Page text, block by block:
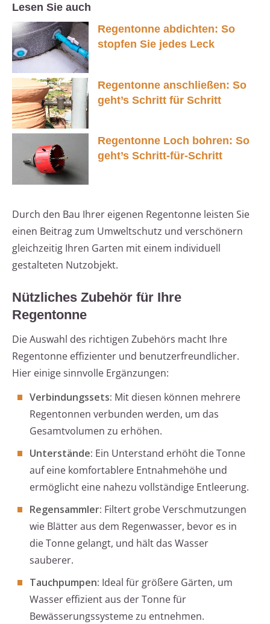
Lesen Sie auch
Regentonne abdichten: So
stopfen Sie jedes Leck
Regentonne anschließen: So
geht’s Schritt für Schritt
Regentonne Loch bohren: So
geht’s Schritt-für-Schritt
Durch den Bau Ihrer eigenen Regentonne leisten Sie
einen Beitrag zum Umweltschutz und verschönern
gleichzeitig Ihren Garten mit einem individuell
gestalteten Nutzobjekt.
Nützliches Zubehör für Ihre
Regentonne
Die Auswahl des richtigen Zubehörs macht Ihre
Regentonne effizienter und benutzerfreundlicher.
Hier einige sinnvolle Ergänzungen:
Verbindungssets: Mit diesen können mehrere
Regentonnen verbunden werden, um das
Gesamtvolumen zu erhöhen.
Unterstände: Ein Unterstand erhöht die Tonne
auf eine komfortablere Entnahmehöhe und
ermöglicht eine nahezu vollständige Entleerung.
Regensammler: Filtert grobe Verschmutzungen
wie Blätter aus dem Regenwasser, bevor es in
die Tonne gelangt, und hält das Wasser
sauberer.
Tauchpumpen: Ideal für größere Gärten, um
Wasser effizient aus der Tonne für
Bewässerungssysteme zu entnehmen.